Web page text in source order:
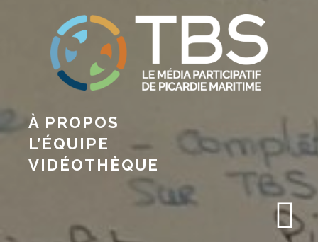
À PROPOS
L’ÉQUIPE
VIDÉOTHÈQUE